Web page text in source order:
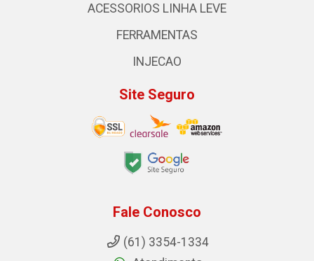
ACESSORIOS LINHA LEVE
FERRAMENTAS
INJECAO
Site Seguro
Fale Conosco
(61) 3354-1334